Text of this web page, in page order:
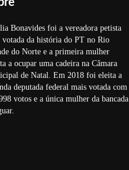
Bonavides foi a vereadora petista
votada da história do PT no Rio
do Norte e a primeira mulher
a ocupar uma cadeira na Câmara
de Natal. Em 2018 foi eleita a
deputada federal mais votada com
votos e a única mulher da bancada